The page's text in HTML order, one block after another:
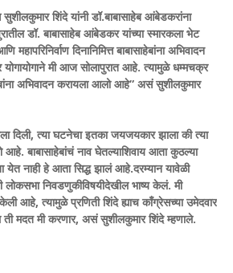
सुशीलकुमार शिंदे यांनी डॉ.बाबासाहेब आंबेडकरांना
डॉ. बाबासाहेब आंबेडकर यांच्या स्मारकला भेट
महापरिनिर्वाण दिनानिमित्त बाबासाहेबांना अभिवादन
योगायोगाने मी आज सोलापुरात आहे. त्यामुळे धम्मचक्र
अभिवादन करायला आलो आहे” असं सुशीलकुमार
दिली, त्या घटनेचा इतका जयजयकार झाला की त्या
बाबासाहेबांचं नाव घेतल्याशिवाय आता कुठल्या
येत नाही हे आता सिद्ध झालं आहे.दरम्यान यावेळी
लोकसभा निवडणुकीविषयीदेखील भाष्य केलं. मी
केली आहे, त्यामुळे प्रणिती शिंदे ह्याच काँग्रेसच्या उमेदवार
मदत मी करणार, असं सुशीलकुमार शिंदे म्हणाले.